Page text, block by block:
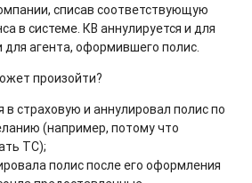
списав соответствующую
в системе. КВ аннулируется и для
для агента, оформившего полис.
произойти?
в страховую и аннулировал полис по
(например, потому что
ТС);
полис после его оформления